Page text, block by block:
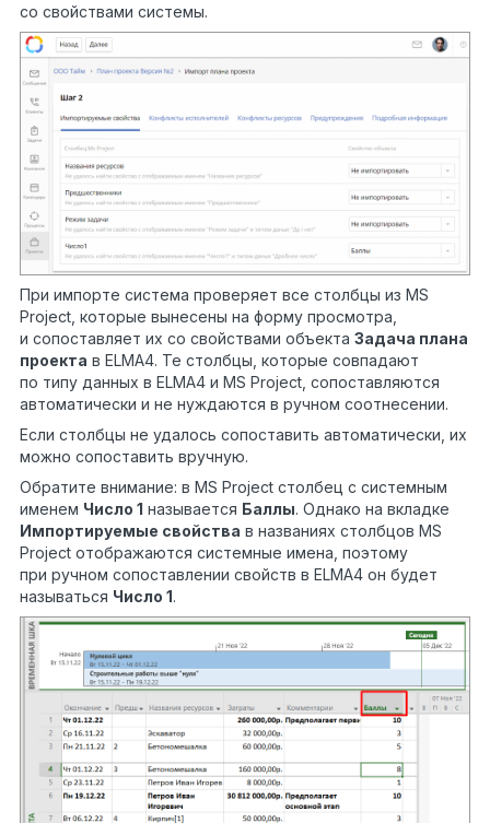
со свойствами системы.
При импорте система проверяет все столбцы из MS
Project, которые вынесены на форму просмотра,
и сопоставляет их со свойствами объекта Задача плана
проекта в ELMA4. Те столбцы, которые совпадают
по типу данных в ELMA4 и MS Project, сопоставляются
автоматически и не нуждаются в ручном соотнесении.
Если столбцы не удалось сопоставить автоматически, их
можно сопоставить вручную.
Обратите внимание: в MS Project столбец с системным
именем Число 1 называется Баллы. Однако на вкладке
Импортируемые свойства в названиях столбцов MS
Project отображаются системные имена, поэтому
при ручном сопоставлении свойств в ELMA4 он будет
называться Число 1.